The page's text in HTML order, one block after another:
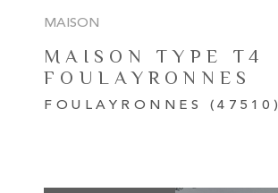
MAISON
MAISON TYPE T4
FOULAYRONNES
FOULAYRONNES (47510)